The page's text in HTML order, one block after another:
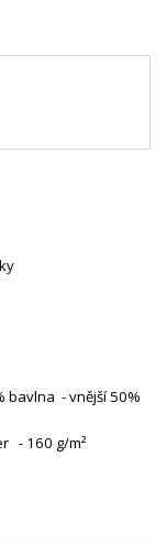
- vnější 50%
- 160 g/m²